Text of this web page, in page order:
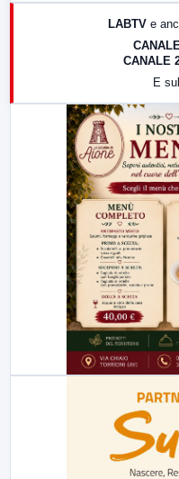
17:00
LABTV e
CANALE
E